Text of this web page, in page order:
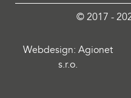
© 2017 -
Webdesign: Agionet
s.r.o.